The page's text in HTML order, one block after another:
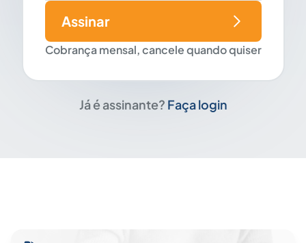
Cobrança mensal, cancele quando quiser
Assinar
Já é assinante? Faça login